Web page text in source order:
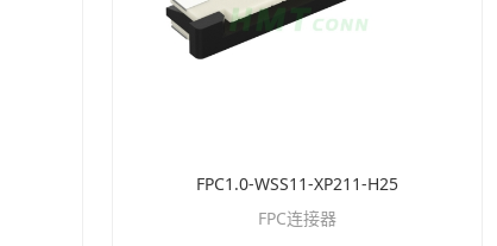
FPC1.0-WSS11-XP211-H25
FPC连接器